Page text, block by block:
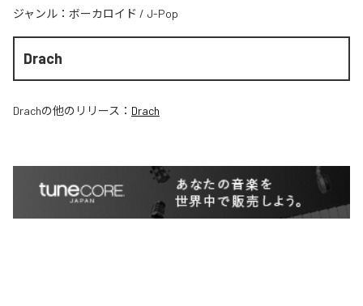
ジャンル： ボーカロイド / J-Pop
Drach
Drachの他のリリース： Drach